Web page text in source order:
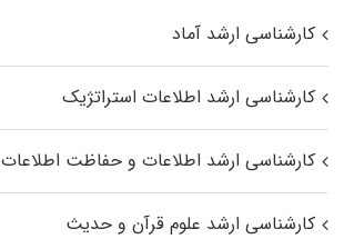
کارشناسی ارشد آماد
کارشناسی ارشد اطلاعات استراتژیک
کارشناسی ارشد اطلاعات و حفاظت اطلاعات
کارشناسی ارشد علوم قرآن و حدیث